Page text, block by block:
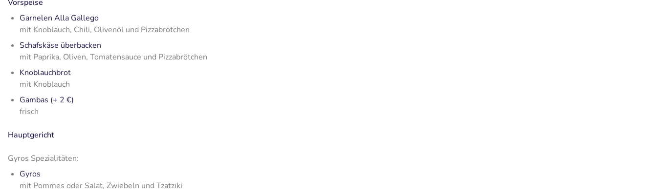
Vorspeise
Garnelen Alla Gallego
mit Knoblauch, Chili, Olivenöl und Pizzabrötchen
Schafskäse überbacken
mit Paprika, Oliven, Tomatensauce und Pizzabrötchen
Knoblauchbrot
mit Knoblauch
Gambas (+ 2 €)
frisch
Hauptgericht
Gyros Spezialitäten:
Gyros
mit Pommes oder Salat, Zwiebeln und Tzatziki